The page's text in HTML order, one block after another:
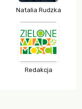
Natalia Rudzka
Redakcja